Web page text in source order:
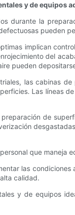
y de equipos
durante la
pueden
implican
del
pueden
las cabinas
Las líneas
de
que maneja
las
calidad.
y de equipos